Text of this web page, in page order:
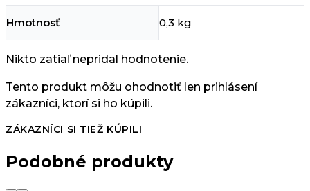
Hmotnosť 0,3 kg
Nikto zatiaľ nepridal hodnotenie.
Tento produkt môžu ohodnotiť len prihlásení
zákazníci, ktorí si ho kúpili.
ZÁKAZNÍCI SI TIEŽ KÚPILI
Podobné produkty